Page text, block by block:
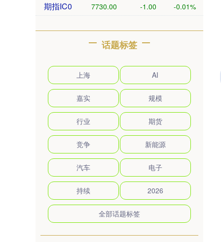
期指IC0 7730.00 -1.00 -0.01%
话题标签
上海 AI
嘉实 规模
行业 期货
竞争 新能源
汽车 电子
持续 2026
全部话题标签